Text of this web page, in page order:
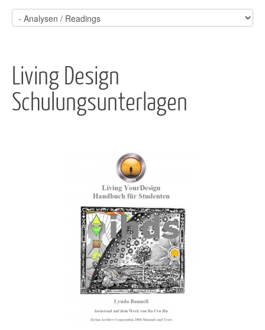
Living Design
Schulungsunterlagen